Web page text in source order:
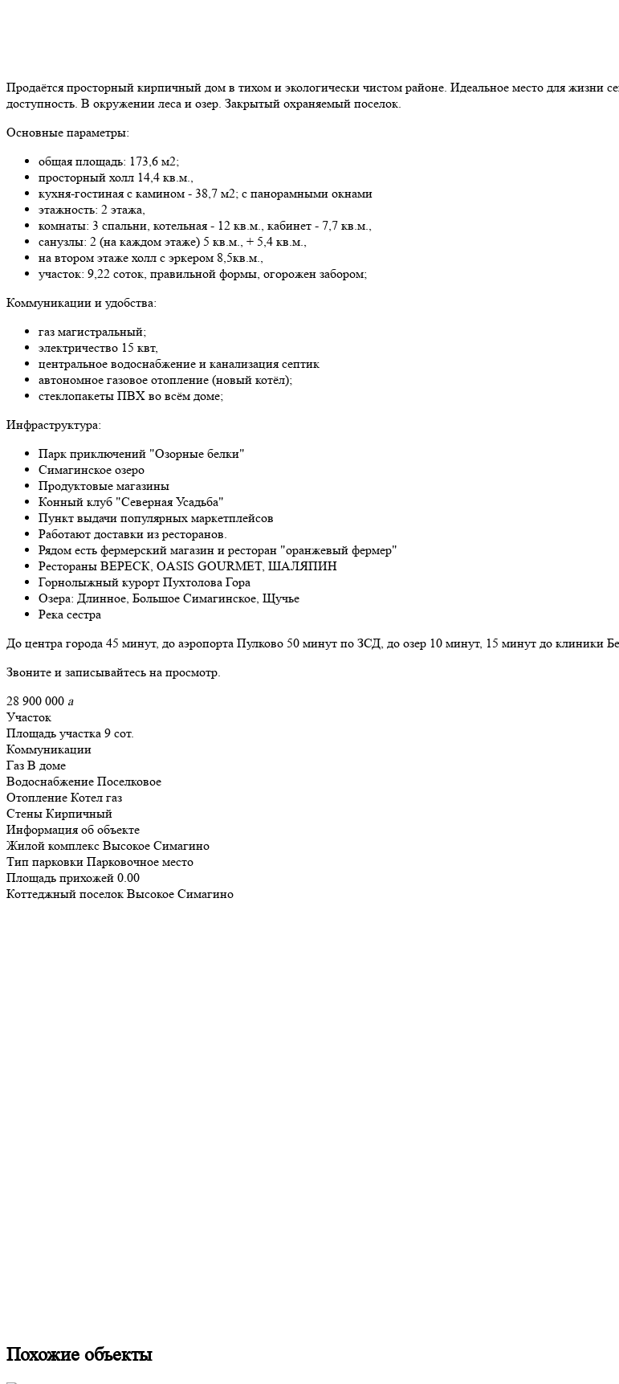
Продаётся просторный кирпичный дом в тихом и экологически чистом районе. Идеальное место для жизни
доступность. В окружении леса и озер. Закрытый охраняемый поселок.
Основные параметры:
общая площадь: 173,6 м2;
просторный холл 14,4 кв.м.,
кухня-гостиная с камином - 38,7 м2; с панорамными окнами
этажность: 2 этажа,
комнаты: 3 спальни, котельная - 12 кв.м., кабинет - 7,7 кв.м.,
санузлы: 2 (на каждом этаже) 5 кв.м., + 5,4 кв.м.,
на втором этаже холл с эркером 8,5кв.м.,
участок: 9,22 соток, правильной формы, огорожен забором;
Коммуникации и удобства:
газ магистральный;
электричество 15 квт,
центральное водоснабжение и канализация септик
автономное газовое отопление (новый котёл);
стеклопакеты ПВХ во всём доме;
Инфраструктура:
Парк приключений "Озорные белки"
Симагинское озеро
Продуктовые магазины
Конный клуб "Северная Усадьба"
Пункт выдачи популярных маркетплейсов
Работают доставки из ресторанов.
Рядом есть фермерский магазин и ресторан "оранжевый фермер"
Рестораны ВЕРЕСК, OASIS GOURMET, ШАЛЯПИН
Горнолыжный курорт Пухтолова Гора
Озера: Длинное, Большое Симагинское, Щучье
Река сестра
До центра города 45 минут, до аэропорта Пулково 50 минут по ЗСД, до озер 10 минут, 15 минут до клиники
Звоните и записывайтесь на просмотр.
28 900 000 a
Участок
Площадь участка 9 сот.
Коммуникации
Газ В доме
Водоснабжение Поселковое
Отопление Котел газ
Стены Кирпичный
Информация об объекте
Жилой комплекс Высокое Симагино
Тип парковки Парковочное место
Площадь прихожей 0.00
Коттеджный поселок Высокое Симагино
Похожие объекты